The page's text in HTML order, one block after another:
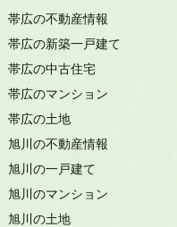
帯広の不動産情報
帯広の新築一戸建て
帯広の中古住宅
帯広のマンション
帯広の土地
旭川の不動産情報
旭川の一戸建て
旭川のマンション
旭川の土地